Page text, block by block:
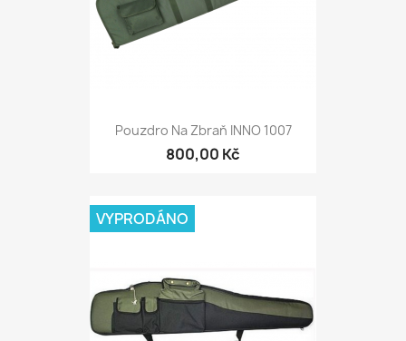
Pouzdro Na Zbraň INNO 1007
800,00 Kč
VYPRODÁNO